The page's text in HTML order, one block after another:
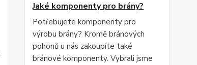
Jaké komponenty pro brány?
Potřebujete komponenty pro
výrobu brány? Kromě bránových
pohonů u nás zakoupíte také
bránové komponenty. Vybrali jsme